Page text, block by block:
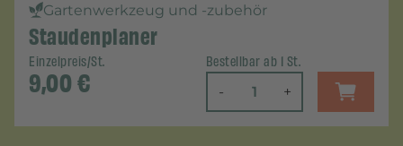
Gartenwerkzeug und -zubehör
Staudenplaner
Einzelpreis/St.
9,00€
Bestellbar ab 1 St.
- +